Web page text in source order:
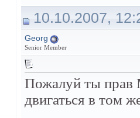
10.10.2007,
Georg
Senior Member
Пожалуй ты прав
двигаться в том